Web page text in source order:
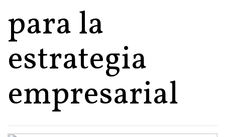
para la
estrategia
empresarial